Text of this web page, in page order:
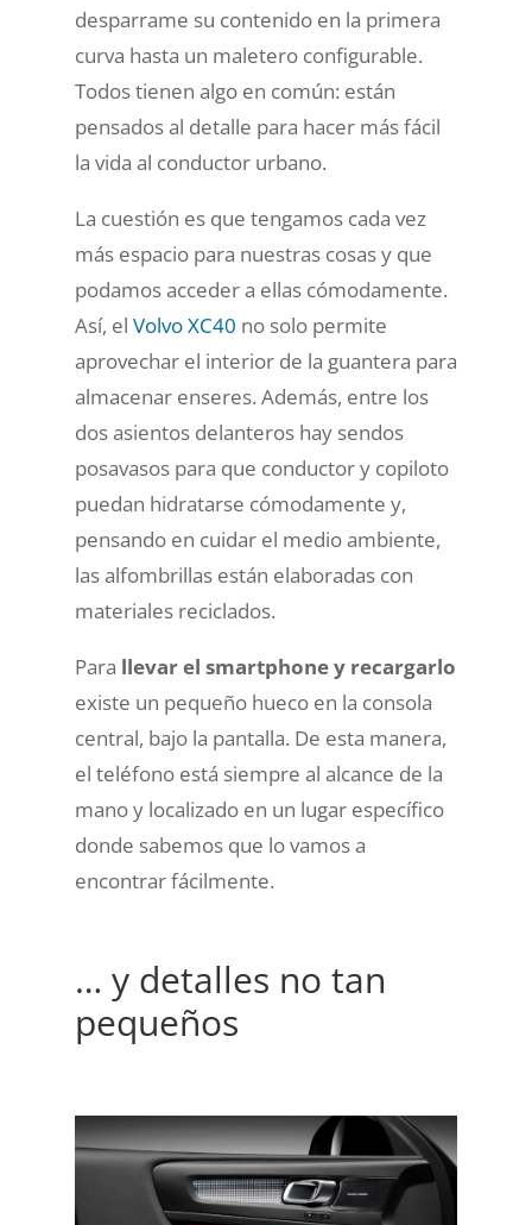
desparrame su contenido en la primera
curva hasta un maletero configurable.
Todos tienen algo en común: están
pensados al detalle para hacer más fácil
la vida al conductor urbano.
La cuestión es que tengamos cada vez
más espacio para nuestras cosas y que
podamos acceder a ellas cómodamente.
Así, el Volvo XC40 no solo permite
aprovechar el interior de la guantera para
almacenar enseres. Además, entre los
dos asientos delanteros hay sendos
posavasos para que conductor y copiloto
puedan hidratarse cómodamente y,
pensando en cuidar el medio ambiente,
las alfombrillas están elaboradas con
materiales reciclados.
Para llevar el smartphone y recargarlo
existe un pequeño hueco en la consola
central, bajo la pantalla. De esta manera,
el teléfono está siempre al alcance de la
mano y localizado en un lugar específico
donde sabemos que lo vamos a
encontrar fácilmente.
… y detalles no tan
pequeños